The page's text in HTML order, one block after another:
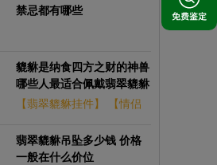
禁忌都有哪些
貔貅是纳食四方之财的神兽
哪些人最适合佩戴翡翠貔貅
挂件
【翡翠貔貅挂件】
【情侣
翡翠貔貅吊坠多少钱 价格
一般在什么价位